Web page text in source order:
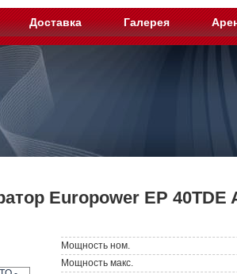
Доставка Галерея
Europower EP 40ТDE
Мощность ном.
Мощность макс.